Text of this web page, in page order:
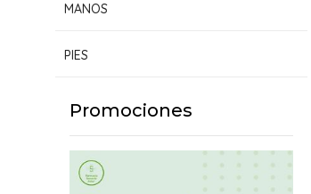
MANOS
PIES
Promociones